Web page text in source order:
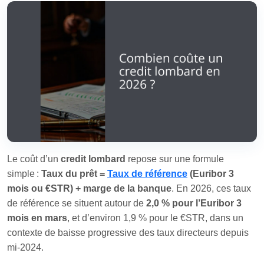
Le coût d’un credit lombard repose sur une formule
simple : Taux du prêt = Taux de référence (Euribor 3
mois ou €STR) + marge de la banque. En 2026, ces taux
de référence se situent autour de 2,0 % pour l’Euribor 3
mois en mars, et d’environ 1,9 % pour le €STR, dans un
contexte de baisse progressive des taux directeurs depuis
mi‑2024.